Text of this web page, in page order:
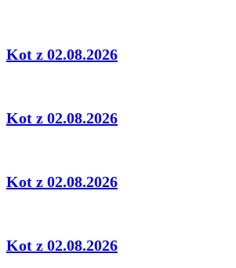
Kot z 02.08.2026
Kot z 02.08.2026
Kot z 02.08.2026
Kot z 02.08.2026